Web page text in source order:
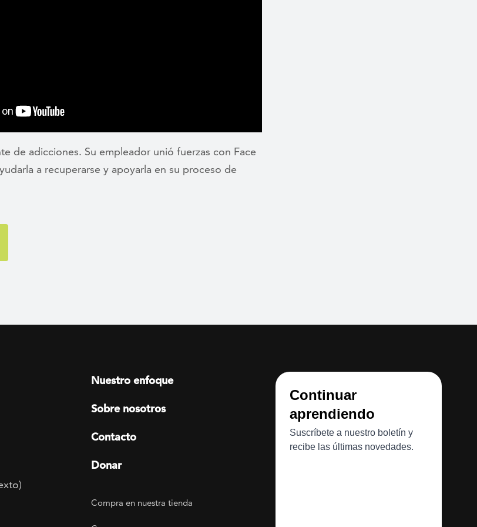
de adicciones. Su empleador unió fuerzas con Face
a recuperarse y apoyarla en su proceso de
Footer menu
Nuestro enfoque
Sobre nosotros
Contacto
Donar
Footer Utility
Compra en nuestra tienda